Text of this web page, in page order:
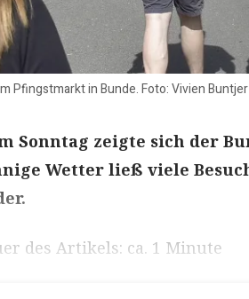
Pfingstmarkt in Bunde. Foto: Vivien Buntjer
Sonntag zeigte sich der
Wetter ließ viele
des Artikels: ca. 1 Minute